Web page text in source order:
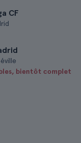
CF
bientôt complet